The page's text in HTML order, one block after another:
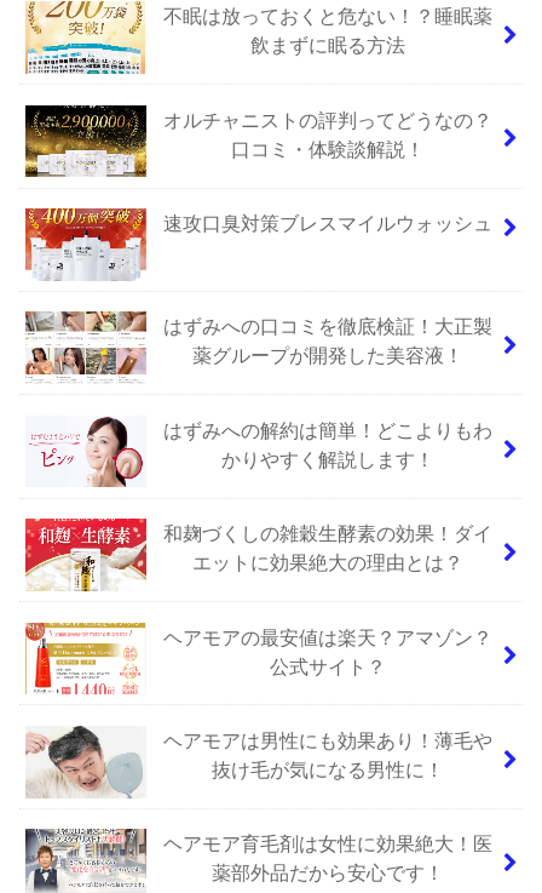
不眠は放っておくと危ない！？睡眠薬
飲まずに眠る方法
オルチャニストの評判ってどうなの？
口コミ・体験談解説！
速攻口臭対策ブレスマイルウォッシュ
はずみへの口コミを徹底検証！大正製
薬グループが開発した美容液！
はずみへの解約は簡単！どこよりもわ
かりやすく解説します！
和麹づくしの雑穀生酵素の効果！ダイ
エットに効果絶大の理由とは？
ヘアモアの最安値は楽天？アマゾン？
公式サイト？
ヘアモアは男性にも効果あり！薄毛や
抜け毛が気になる男性に！
ヘアモア育毛剤は女性に効果絶大！医
薬部外品だから安心です！